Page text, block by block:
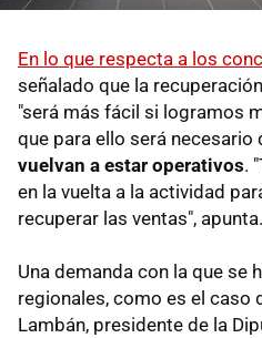
En lo que respecta a los
señalado que la
"será más fácil si logramos
que para ello será necesario
vuelvan a estar operativos.
en la vuelta a la actividad
recuperar las ventas", apunta.
Una demanda con la que se
regionales, como es el caso
Lambán, presidente de la